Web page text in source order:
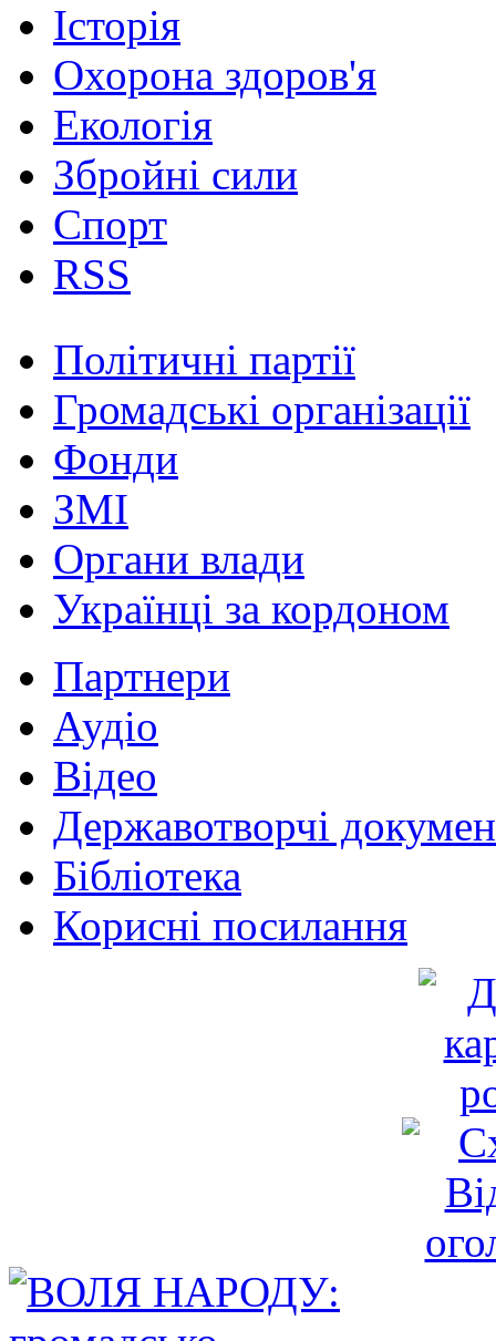
Історія
Охорона здоров'я
Екологія
Збройні сили
Спорт
RSS
Політичні партії
Громадські організації
Фонди
ЗМІ
Органи влади
Українці за кордоном
Партнери
Аудіо
Відео
Державотворчі
Бібліотека
Корисні посилання